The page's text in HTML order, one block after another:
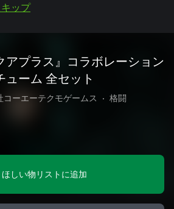
ップ
アプラス』コラボレーション
ューム 全セット
コーエーテクモゲームス • 格闘
ほしい物リストに追加